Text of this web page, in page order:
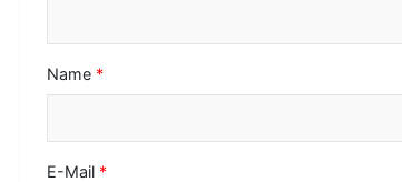
Name *
E-Mail *